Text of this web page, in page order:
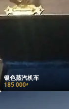
银色蒸汽机车
185 000₽